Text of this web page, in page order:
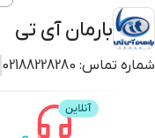
بارمان آی تی
شماره تماس: 02188228280